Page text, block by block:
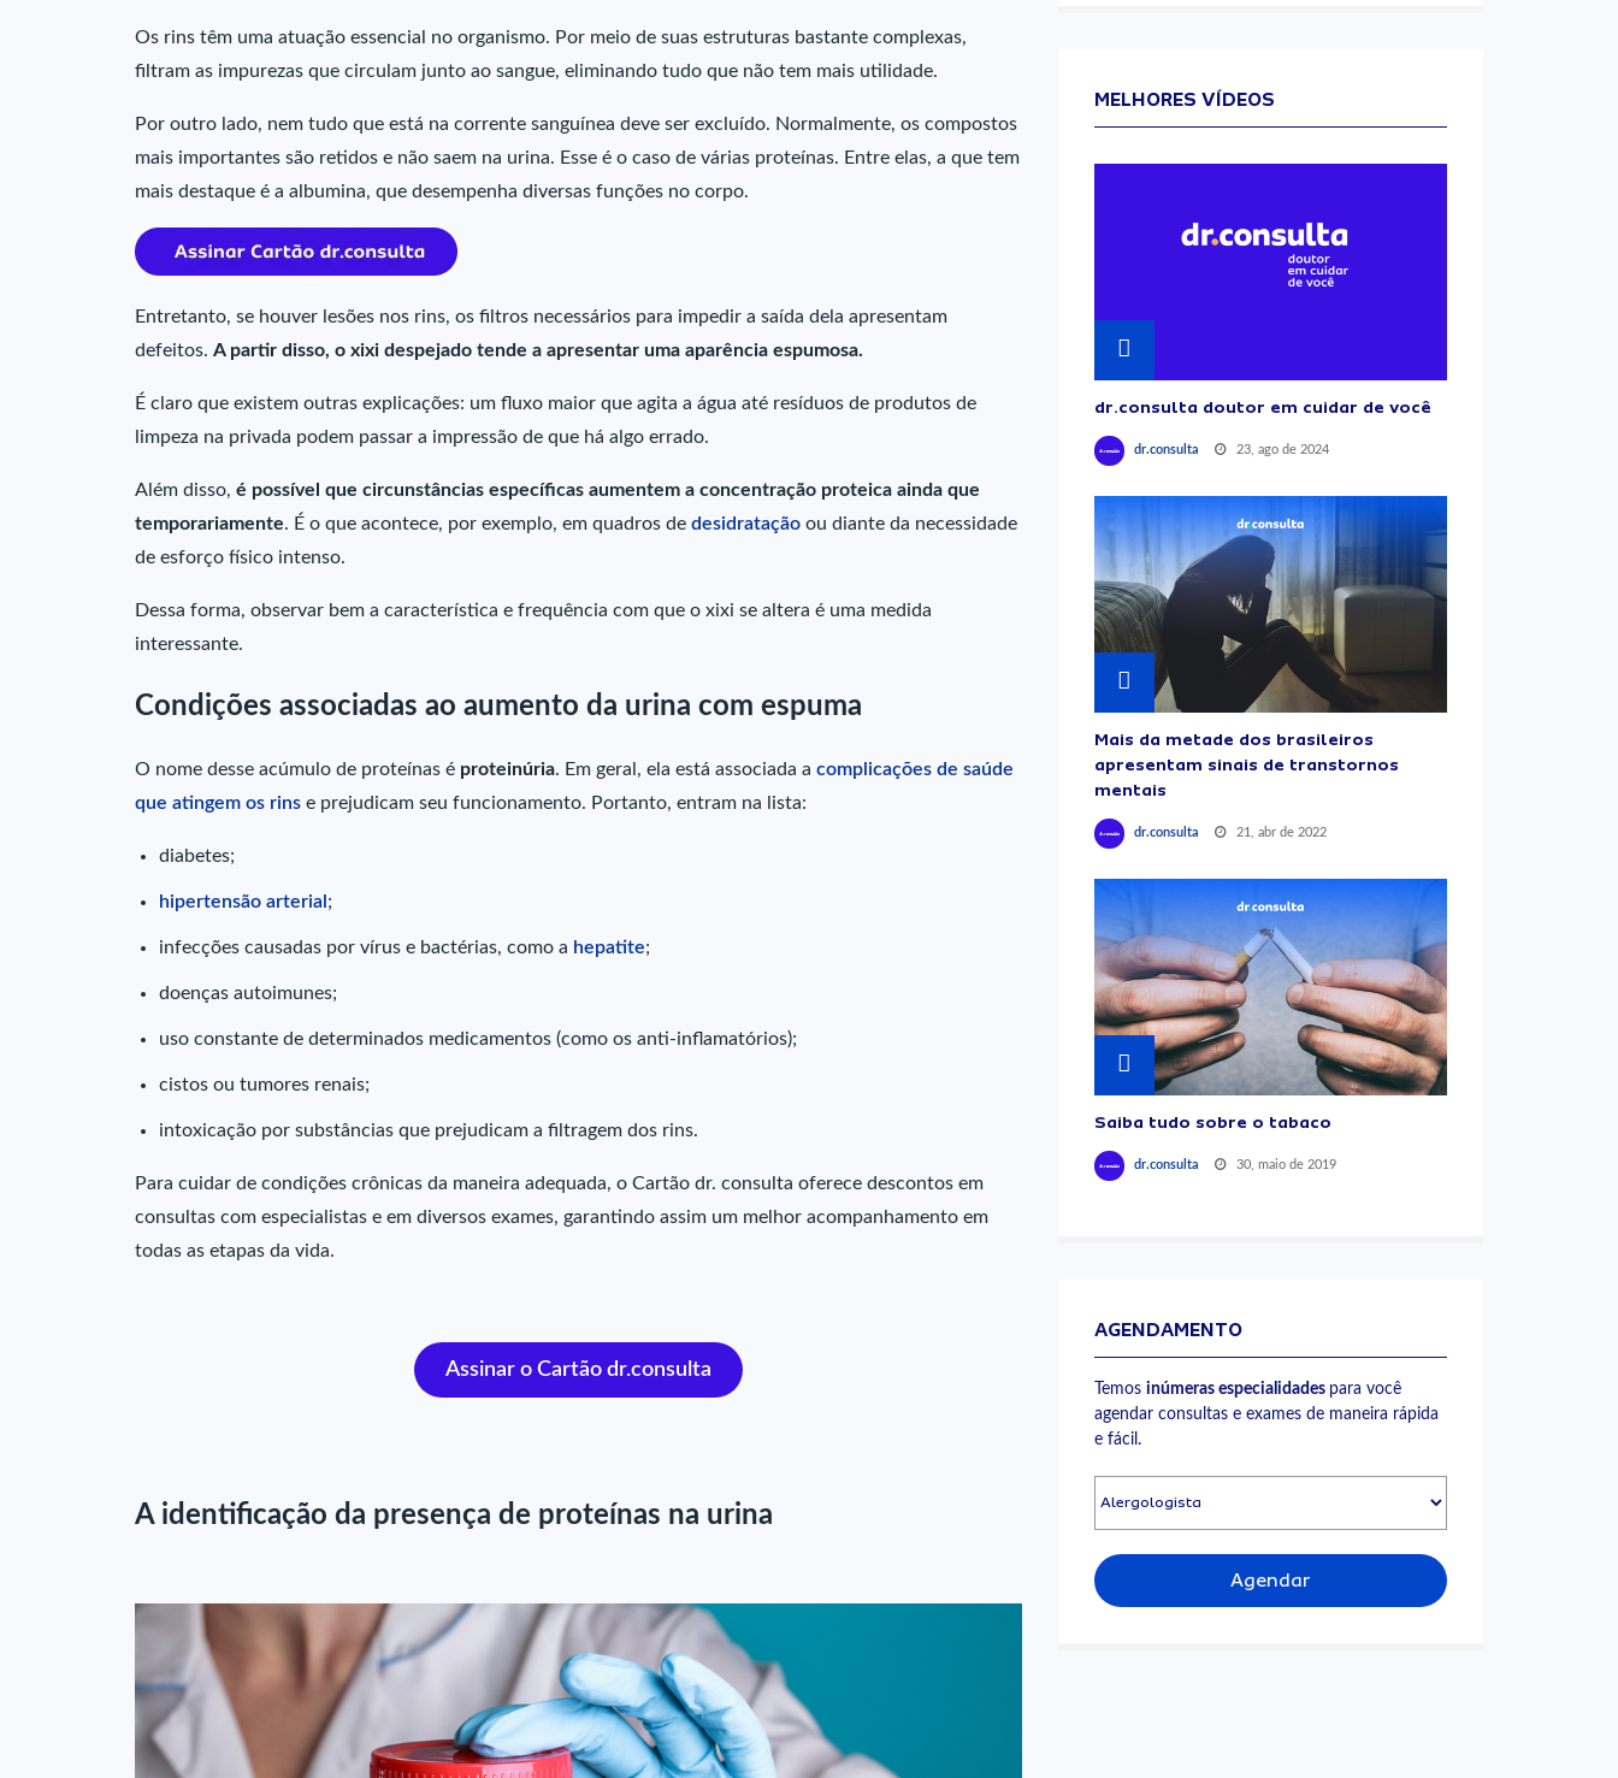
Os rins têm uma atuação essencial no organismo. Por meio de suas estruturas bastante complexas,
filtram as impurezas que circulam junto ao sangue, eliminando tudo que não tem mais utilidade.
Por outro lado, nem tudo que está na corrente sanguínea deve ser excluído. Normalmente, os compostos
mais importantes são retidos e não saem na urina. Esse é o caso de várias proteínas. Entre elas, a que tem
mais destaque é a albumina, que desempenha diversas funções no corpo.
Entretanto, se houver lesões nos rins, os filtros necessários para impedir a saída dela apresentam
defeitos. A partir disso, o xixi despejado tende a apresentar uma aparência espumosa.
É claro que existem outras explicações: um fluxo maior que agita a água até resíduos de produtos de
limpeza na privada podem passar a impressão de que há algo errado.
Além disso, é possível que circunstâncias específicas aumentem a concentração proteica ainda que
temporariamente. É o que acontece, por exemplo, em quadros de desidratação ou diante da necessidade
de esforço físico intenso.
Dessa forma, observar bem a característica e frequência com que o xixi se altera é uma medida
interessante.
Condições associadas ao aumento da urina com espuma
O nome desse acúmulo de proteínas é proteinúria. Em geral, ela está associada a complicações de saúde
que atingem os rins e prejudicam seu funcionamento. Portanto, entram na lista:
diabetes;
hipertensão arterial ;
infecções causadas por vírus e bactérias, como a hepatite;
doenças autoimunes;
uso constante de determinados medicamentos (como os anti-inflamatórios);
cistos ou tumores renais;
intoxicação por substâncias que prejudicam a filtragem dos rins.
Para cuidar de condições crônicas da maneira adequada, o Cartão dr. consulta oferece descontos em
consultas com especialistas e em diversos exames, garantindo assim um melhor acompanhamento em
todas as etapas da vida.
Assinar o Cartão dr.consulta
A identificação da presença de proteínas na urina
MELHORES VÍDEOS
dr.consulta doutor em cuidar de você
dr.consulta 23, ago de 2024
Mais da metade dos brasileiros
apresentam sinais de transtornos
mentais
dr.consulta 21, abr de 2022
Saiba tudo sobre o tabaco
dr.consulta 30, maio de 2019
AGENDAMENTO
Temos inúmeras especialidades para você
agendar consultas e exames de maneira rápida
e fácil.
Agendar